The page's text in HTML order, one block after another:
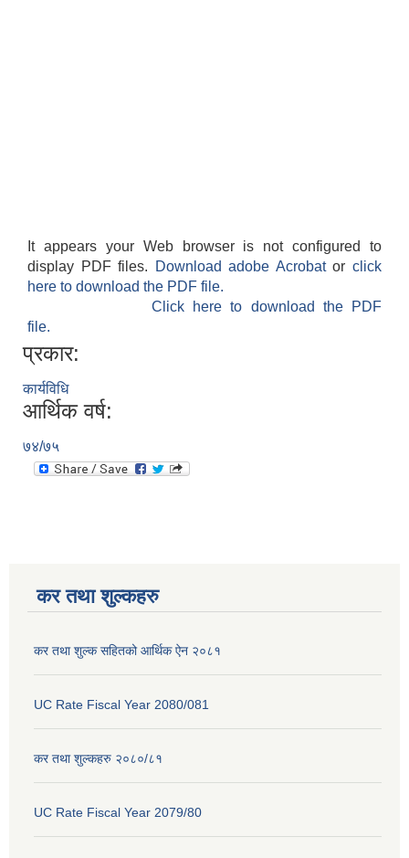
It appears your Web browser is not configured to
display PDF files.
Download adobe Acrobatorclick
here to download the PDF file.
Click here to download the PDF
file.
प्रकार:
कार्यविधि
आर्थिक वर्ष:
७४/७५
कर तथा शुल्कहरु
कर तथा शुल्क सहितको आर्थिक ऐन २०८१
UC Rate Fiscal Year 2080/081
कर तथा शुल्कहरु २०८०/८१
UC Rate Fiscal Year 2079/80